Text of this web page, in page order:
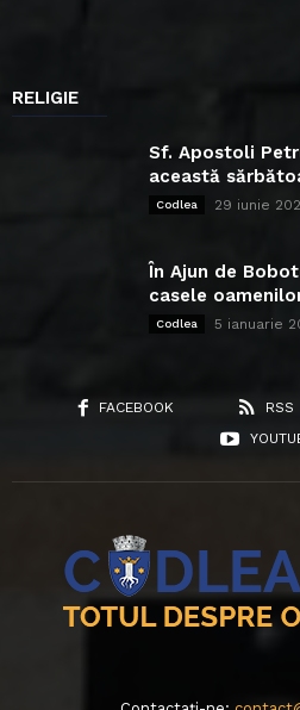
RELIGIE
Sf. Apostoli
această
Codlea 29 iunie
În Ajun de
casele
Codlea 5 ianuarie
FACEBOOK RSS